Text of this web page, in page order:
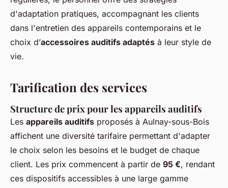
d'adaptation pratiques, accompagnant les clients
dans l'entretien des appareils contemporains et le
choix d’accessoires auditifs adaptés à leur style de
vie.
Tarification des services
Structure de prix pour les appareils auditifs
Les appareils auditifs proposés à Aulnay-sous-Bois
affichent une diversité tarifaire permettant d'adapter
le choix selon les besoins et le budget de chaque
client. Les prix commencent à partir de 95 €, rendant
ces dispositifs accessibles à une large gamme